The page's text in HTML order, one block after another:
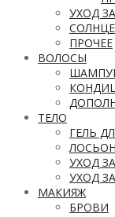
УХОД
ПРОЧЕЕ
ВОЛОСЫ
ТЕЛО
ГЕЛЬ
УХОД
УХОД
МАКИЯЖ
БРОВИ